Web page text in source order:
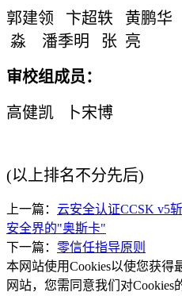
郭建领 卞超轶 黄鹏
淼 潘季明 张 亮
审校组成员：
高健凯 卜宋博
(以上排名不分先后)
上一篇： 云安全认证CCSK v5
安全界的"奥斯卡"
下一篇： 零信任指导原则
本网站使用Cookies以使您获
网站，您需同意我们对